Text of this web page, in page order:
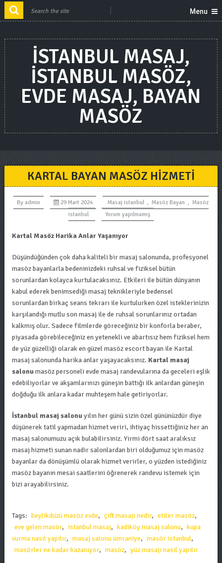
Menu
ISTANBUL MASAJ,
ISTANBUL MASÖZ,
EVDE MASAJ, BAYAN
MASÖZ
KARTAL BAYAN MASÖZ HIZMETI
By admin 29 Mart 2024 Masaj istanbul , Masöz Bayan , Masöz
istanbul
Yorum yapılmamış
Kartal Masöz Harika Anlar Yaşanıyor
Düşündüğünden çok daha kaliteli bir masaj salonunda, profesyonel
masöz bayanlarla bedeninizdeki ruhsal ve fiziksel bütün
sorunlardan kolayca kurtulacaksınız. Etkileri ile bütün dünyanın
kabul ederek benimsediği masaj teknikleriyle bedensel
sorunlardan birkaç seans tekrarı ile kurtulurken özel isteklerinizin
karşılandığı mutlu son masaj ile de ruhsal sorunlarınız ortadan
kalkmış olur. Sadece filmlerde göreceğiniz bir konforla beraber,
piyasada görebileceğiniz en yetenekli ve abartısız hem fiziksel hem
de yüz güzelliği olarak en güzel masöz escort bayan ile Kartal
masaj salonunda harika anlar yaşayacaksınız. Kartal masaj
salonumasöz personeli evde masaj randevularına da geceleri eşlik
edebiliyorlar ve akşamlarınızı güneşin battığı ilk anlardan güneşin
doğduğu ilk anlara kadar muhteşem hale getiriyorlar.
İstanbul masaj salonuyılın her günü sizin özel gününüzdür diye
düşünerek tatil yapmadan hizmet veriri, ihtiyaç hissettiğiniz her an
masaj salonumuzu açık bulabilirsiniz. Yirmi dört saat aralıksız
masaj hizmeti sunan nadir salonlardan biri olduğumuz için masöz
bayanlar da dönüşümlü olarak hizmet verirler, o yüzden istediğiniz
masöz bayanın mesai saatlerini öğrenerek randevu istemek için
bizi arayabilirsiniz.
Tags: beylikdüzü masöz evde, çift masajı nedir, etiler masöz,
eve gelen masör, istanbul masaj, kadiköy masaj salonu, kupa
vurma nasıl yapılır, masaj salonu ümraniye, masör istanbul,
masörler ne kadar kazanıyor, masöz, yüz masajı nasıl yapılır